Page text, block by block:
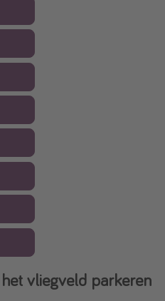
vliegveld parkeren